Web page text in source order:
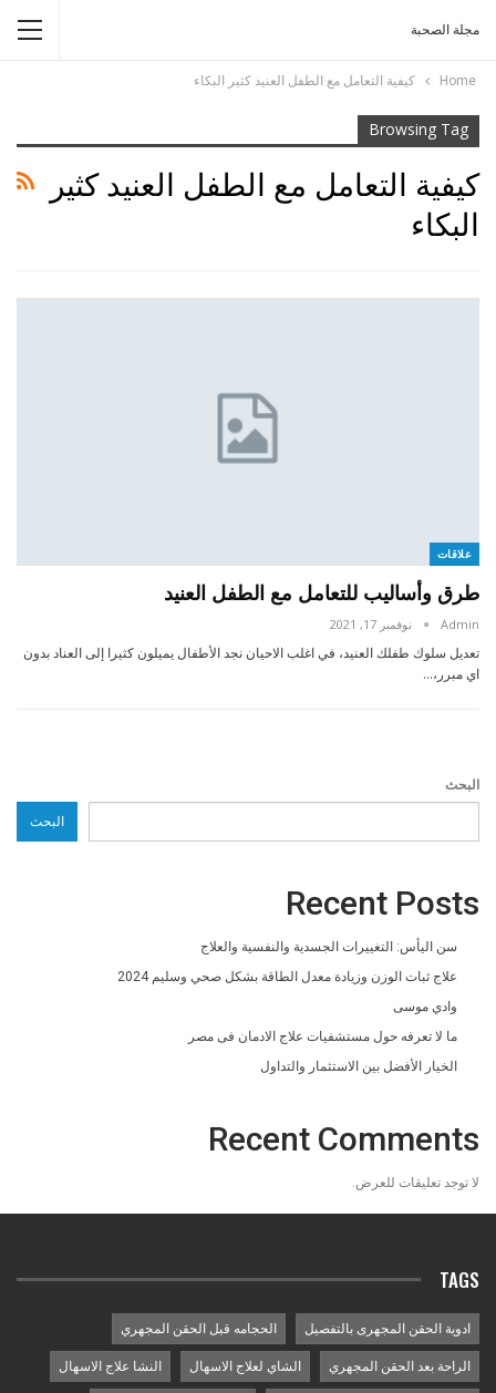
مجلة الصحبة
Home كيفية التعامل مع الطفل العنيد كثير البكاء
Browsing Tag
كيفية التعامل مع الطفل العنيد كثير
البكاء
علاقات
طرق وأساليب للتعامل مع الطفل العنيد
Admin نوفمبر 17, 2021
تعديل سلوك طفلك العنيد، في اغلب الاحيان نجد الأطفال يميلون كثيرا إلى العناد بدون
اي مبرر،…
البحث
البحث
Recent Posts
سن اليأس: التغييرات الجسدية والنفسية والعلاج
علاج ثبات الوزن وزيادة معدل الطاقة بشكل صحي وسليم 2024
وادي موسى
ما لا تعرفه حول مستشفيات علاج الادمان فى مصر
الخيار الأفضل بين الاستثمار والتداول
Recent Comments
لا توجد تعليقات للعرض.
TAGS
ادوية الحقن المجهرى بالتفصيل الحجامه قبل الحقن المجهري
الراحة بعد الحقن المجهري الشاي لعلاج الاسهال النشا علاج الاسهال